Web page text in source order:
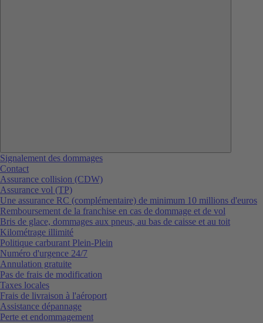
Signalement des dommages
Contact
Assurance collision (CDW)
Assurance vol (TP)
Une assurance RC (complémentaire) de minimum 10 millions d'euros
Remboursement de la franchise en cas de dommage et de vol
Bris de glace, dommages aux pneus, au bas de caisse et au toit
Kilométrage illimité
Politique carburant Plein-Plein
Numéro d'urgence 24/7
Annulation gratuite
Pas de frais de modification
Taxes locales
Frais de livraison à l'aéroport
Assistance dépannage
Perte et endommagement